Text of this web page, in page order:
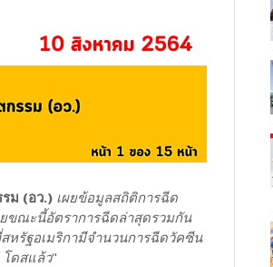
ม (อว.) เผยข้อมูลสถิติการฉีด
ยขณะนี้อัตราการฉีดล่าสุดรวมกัน
หรัฐอเมริกามีจำนวนการฉีดวัคซีน
ดสแล้ว"